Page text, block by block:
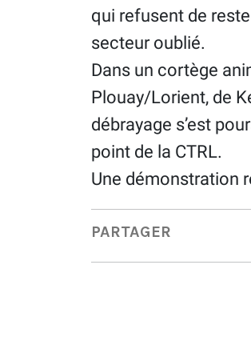
qui refusent de
secteur oublié.
Dans un cortège
Plouay/Lorient, de
débrayage s’est
point de la CTRL.
Une démonstration
PARTAGER